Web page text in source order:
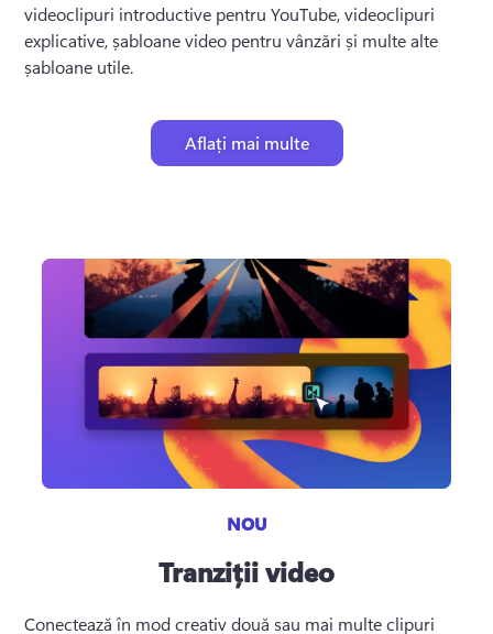
videoclipuri introductive pentru YouTube, videoclipuri
explicative, șabloane video pentru vânzări și multe alte
șabloane utile.
Aflați mai multe
NOU
Tranziții video
Conectează în mod creativ două sau mai multe clipuri